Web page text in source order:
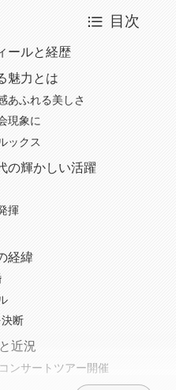
目次
ールと経歴
魅力とは
あふれる美しさ
現象に
ックス
の輝かしい活躍
揮
経緯
断
近況
ンサートツアー開催